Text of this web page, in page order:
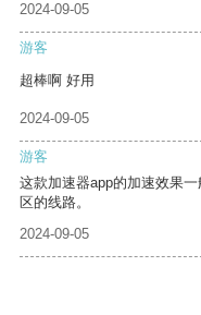
2024-09-05
游客
超棒啊 好用
2024-09-05
游客
这款加速器app的加速效果
区的线路。
2024-09-05